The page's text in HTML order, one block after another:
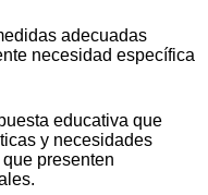
adecuadas
necesidad específica
educativa que
y necesidades
presenten